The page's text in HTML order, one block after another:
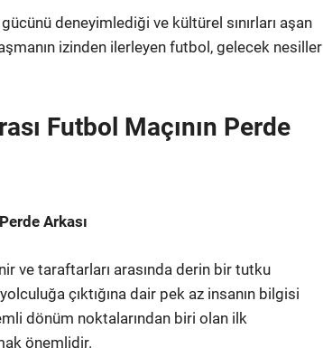
deneyimlediği ve kültürel sınırları aşan
izinden ilerleyen futbol, gelecek nesiller
Futbol Maçının Perde
Arkası
ve taraftarları arasında derin bir tutku
çıktığına dair pek az insanın bilgisi
dönüm noktalarından biri olan ilk
önemlidir.